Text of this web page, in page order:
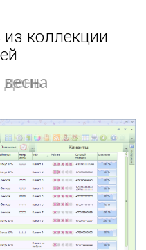
коллекции